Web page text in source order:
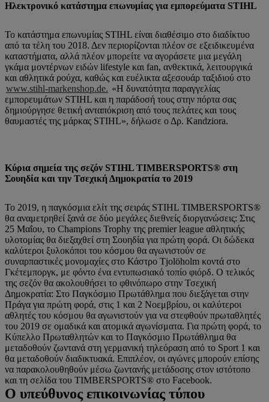
Ηλεκτρονικό κατάστημα επωνυμίας για εμπορεύματα STIHL
Το κατάστημα επωνυμίας STIHL είναι διαθέσιμο στο διαδίκτυο
από τα τέλη του 2018. Δεν περιορίζονται πλέον σε εξειδικευμένα
καταστήματα, αλλά πλέον μπορείτε να αγοράσετε μια μεγάλη
γκάμα μοντέρνων ειδών lifestyle και fan, ανθεκτικά, λειτουργικά
και αθλητικά ρούχα, καθώς και ευέλικτα αξεσουάρ ταξιδιού στο
www.stihl-markenshop.de. «Η δυνατότητα παραγγελίας
εμπορευμάτων STIHL και η παράδοσή τους στην πόρτα σας
δημιούργησε θετική ανταπόκριση από τους πελάτες και τους
θαυμαστές της μάρκας STIHL», δήλωσε ο Δρ. Kandziora.
Κύρια σημεία της σεζόν STIHL TIMBERSPORTS® στη
Σουηδία και την Τσεχική Δημοκρατία το 2019
Το 2019, η παγκόσμια ελίτ της σειράς STIHL TIMBERSPORTS®
θα αναμετρηθεί ξανά σε δύο μεγάλες διεθνείς διοργανώσεις: Στις
25 Μαΐου, το Champions Trophy της premier league αθλητικής
υλοτομίας θα διεξαχθεί στη Σουηδία για πρώτη φορά. Οι δώδεκα
καλύτεροι ξυλοκόποι του κόσμου θα αγωνιστούν σε
συναρπαστικές μονομαχίες στο Κάστρο Tjolöholm κοντά στο
Γκέτεμποργκ, με φόντο ένα εντυπωσιακό τοπίο φιόρδ. Ο τελικός
της σεζόν θα ακολουθήσει το φθινόπωρο στην Τσεχική
Δημοκρατία: Στο Παγκόσμιο Πρωτάθλημα που διεξάγεται στην
Πράγα για πρώτη φορά, στις 1 και 2 Νοεμβρίου, οι καλύτεροι
αθλητές του κόσμου θα αγωνιστούν για να στεφθούν πρωταθλητές
του 2019 σε ομαδικά και ατομικά αγωνίσματα. Για πρώτη φορά, το
Κύπελλο Πρωταθλητών και το Παγκόσμιο Πρωτάθλημα θα
μεταδοθούν ζωντανά στη γερμανική τηλεόραση από το Sport 1 και
θα μεταδοθούν διαδικτυακά. Επιπλέον, οι αγώνες μπορούν επίσης
να παρακολουθηθούν μέσω ζωντανής μετάδοσης στον ιστότοπο
και τη σελίδα του TIMBERSPORTS® στο Facebook.
Ο υπεύθυνος επικοινωνίας τύπου